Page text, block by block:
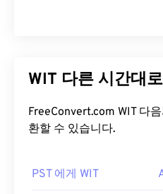
WIT 다른 시간대
FreeConvert.com WIT 다
환할 수 있습니다.
PST 에게 WIT